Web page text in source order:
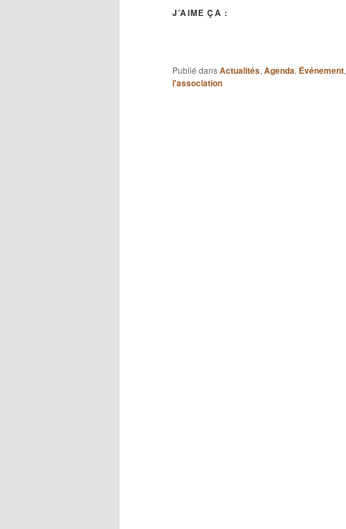
J’AIME ÇA :
Publié dansActualités, Agenda, Événement,
l'association